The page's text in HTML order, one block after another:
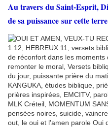
Au travers du Saint-Esprit,
de sa puissance sur cette